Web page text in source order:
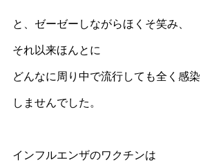
と、ゼーゼーしながらほくそ笑み、
それ以来ほんとに
どんなに周り中で流行しても全く感染
しませんでした。
インフルエンザのワクチンは